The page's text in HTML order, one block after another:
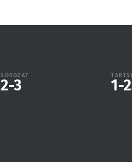
SOROZAT
2-3 1-2